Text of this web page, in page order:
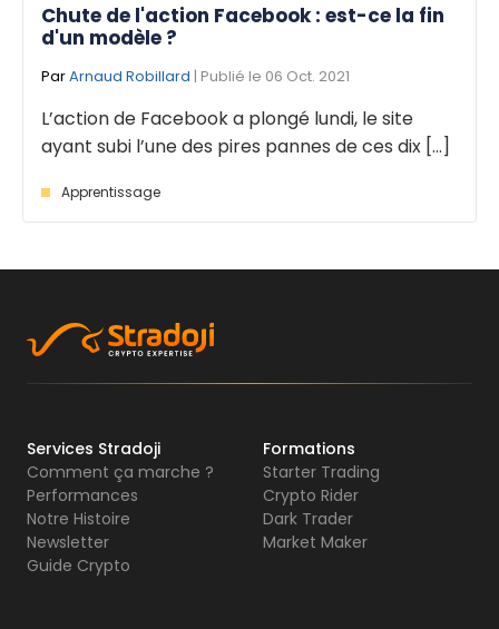
Chute de l'action Facebook : est-ce la fin
d'un modèle ?
ParArnaud Robillard | Publié le 06 Oct. 2021
L’action de Facebook a plongé lundi, le site
ayant subi l’une des pires pannes de ces dix [...]
Apprentissage
Services Stradoji
Comment ça marche ?
Performances
Notre Histoire
Newsletter
Guide Crypto
Formations
Starter Trading
Crypto Rider
Dark Trader
Market Maker